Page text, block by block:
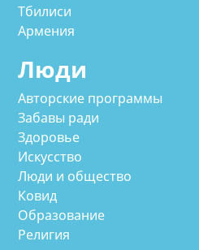
Тбилиси
Армения
Люди
Авторские программы
Забавы ради
Здоровье
Искусство
Люди и общество
Ковид
Образование
Религия